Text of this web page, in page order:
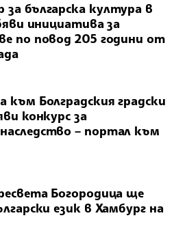
българска култура в
инициатива за
по повод 205 години от
Болградския градски
конкурс за
– портал към
Богородица ще
език в Хамбург на